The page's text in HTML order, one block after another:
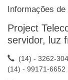
Informações
Project
servidor, luz
(14) - 3262-
(14) - 99171-6652